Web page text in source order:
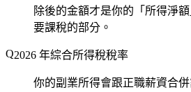
除後的金額才是你的「所得淨
要課稅的部分。
2026 年綜合所得稅稅率
你的副業所得會跟正職薪資合